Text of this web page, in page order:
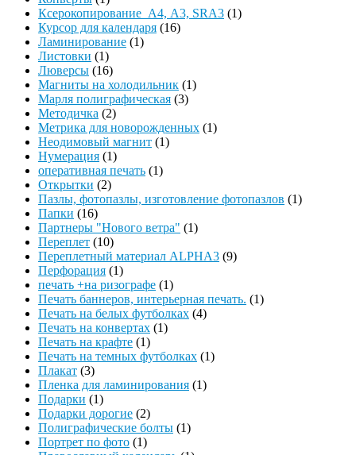
Ксерокопирование А4, А3, SRA3 (1)
Курсор для календаря (16)
Ламинирование (1)
Листовки (1)
Люверсы (16)
Магниты на холодильник (1)
Марля полиграфическая (3)
Методичка (2)
Метрика для новорожденных (1)
Неодимовый магнит (1)
Нумерация (1)
оперативная печать (1)
Открытки (2)
Пазлы, фотопазлы, изготовление фотопазлов (1)
Папки (16)
Партнеры "Нового ветра" (1)
Переплет (10)
Переплетный материал ALPHA3 (9)
Перфорация (1)
печать +на ризографе (1)
Печать баннеров, интерьерная печать. (1)
Печать на белых футболках (4)
Печать на конвертах (1)
Печать на крафте (1)
Печать на темных футболках (1)
Плакат (3)
Пленка для ламинирования (1)
Подарки (1)
Подарки дорогие (2)
Полиграфические болты (1)
Портрет по фото (1)